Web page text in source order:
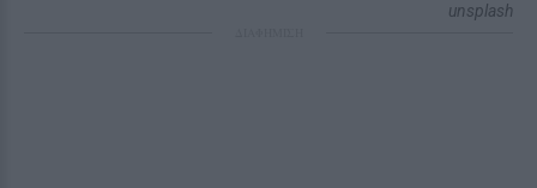
unsplash